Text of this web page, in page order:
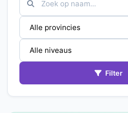
Filter